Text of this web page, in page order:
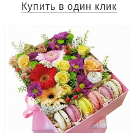
Купить в один клик